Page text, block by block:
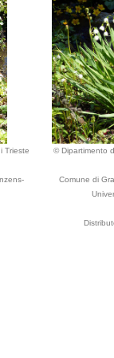
Trieste
© Dipartimento
Comune di